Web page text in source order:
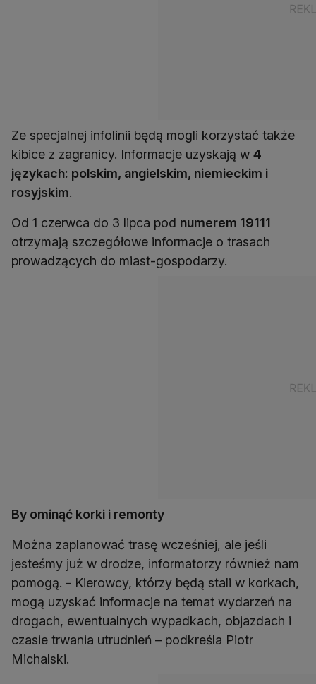
Ze specjalnej infolinii będą mogli korzystać także
kibice z zagranicy. Informacje uzyskają w 4
językach: polskim, angielskim, niemieckim i
rosyjskim.
Od 1 czerwca do 3 lipca pod numerem 19111
otrzymają szczegółowe informacje o trasach
prowadzących do miast-gospodarzy.
By ominąć korki i remonty
Można zaplanować trasę wcześniej, ale jeśli
jesteśmy już w drodze, informatorzy również nam
pomogą. - Kierowcy, którzy będą stali w korkach,
mogą uzyskać informacje na temat wydarzeń na
drogach, ewentualnych wypadkach, objazdach i
czasie trwania utrudnień – podkreśla Piotr
Michalski.